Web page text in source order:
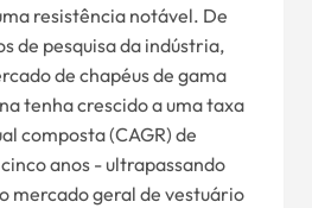
resistência notável. De
de pesquisa da indústria,
de chapéus de gama
tenha crescido a uma taxa
composta (CAGR) de
cinco anos - ultrapassando
mercado geral de vestuário